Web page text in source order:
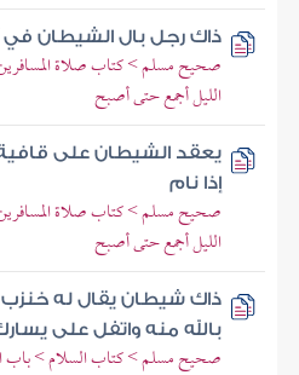
ذاك رجل بال الشيطان في
صحيح مسلم > كتاب صلاة
الليل أجمع حتى أصبح
يعقد الشيطان على
إذا نام
صحيح مسلم > كتاب صلاة
الليل أجمع حتى أصبح
ذاك شيطان يقال له
بالله منه واتفل على يسارك
صحيح مسلم > كتاب السلام > باب